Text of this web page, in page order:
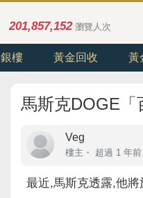
201,857,152 瀏覽人次
銀樓 黃金回收 黃
馬斯克DOGE「
Veg
樓主 ・ 超過 1 年前
最近,馬斯克透露,他將